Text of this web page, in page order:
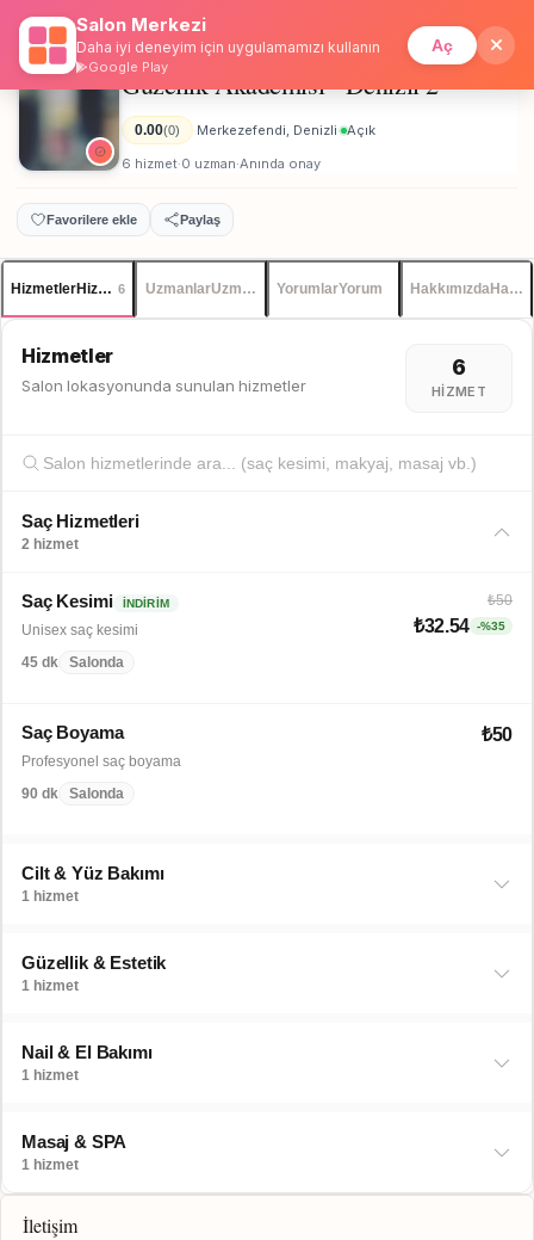
İstanbul Giriş Üye Ol
Anasayfa / Denizli / Güzellik Akademisi - Denizli 2
Güzellik Akademisi - Denizli 2
0.00(0) ·Merkezefendi, Denizli· Açık
6 hizmet·0 uzman·Anında onay
Favorilere ekle Paylaş
HizmetlerHizmetler
6 UzmanlarUzmanlar YorumlarYorum Hakkımızda
Hizmetler
Salon lokasyonunda sunulan hizmetler
6
HIZMET
Saç Hizmetleri
2 hizmet
Saç Kesimi İNDIRIM
Unisex saç kesimi
45 dk
Salonda
₺50
₺32.54 -%35
Saç Boyama
Profesyonel saç boyama
90 dk
Salonda
₺50
Cilt & Yüz Bakımı
1 hizmet
Güzellik & Estetik
1 hizmet
Nail & El Bakımı
1 hizmet
Masaj & SPA
1 hizmet
İletişim
Salon Merkezi
Daha iyi deneyim için uygulamamızı kullanın
Google Play
Aç